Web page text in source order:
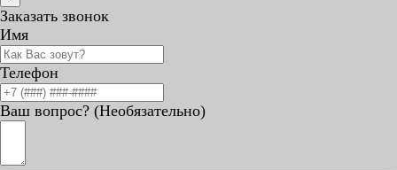
Заказать звонок
Имя
Телефон
Ваш вопрос? (Необязательно)